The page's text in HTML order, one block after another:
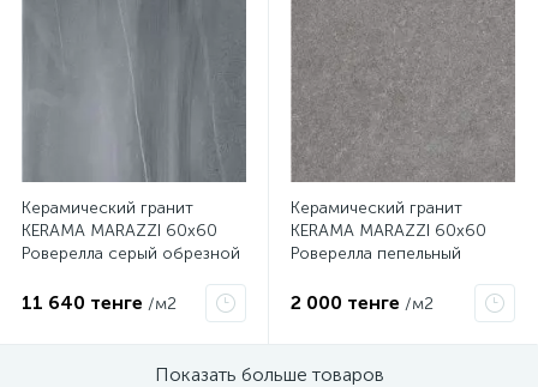
Керамический гранит
KERAMA MARAZZI 60х60
Роверелла серый обрезной
11 640 тенге /м2
Керамический гранит
KERAMA MARAZZI 60х60
Роверелла пепельный
2 000 тенге /м2
Показать больше товаров